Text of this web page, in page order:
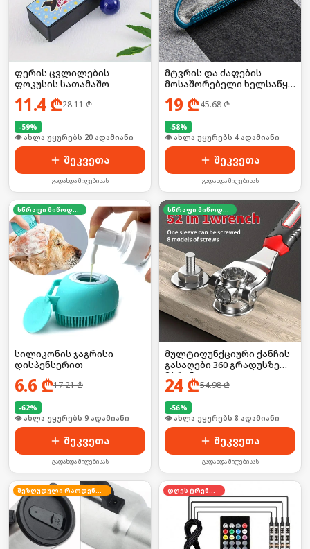
ფერის ცვლილების
ფოკუსის სათამაშო
11.4₾28.11₾
-59%
🛒 ბოლო 24სთ-ში იყიდა 32-მა
შეკვეთა
გადახდა მიღებისას
მტვრის და ძაფების
მოსაშორებელი ხელსაწყო
ნაჭრებისთვის 2ც
19 ₾45.68₾
-58%
🛒 ბოლო 24სთ-ში იყიდა 5-მა
შეკვეთა
გადახდა მიღებისას
სილიკონის ჯაგრისი
დისპენსერით
6.6 ₾17.21₾
-62%
🛒 ბოლო 24სთ-ში იყიდა 11-მა
შეკვეთა
გადახდა მიღებისას
მულტიფუნქციური ქანჩის
გასაღები 360 გრადუსზე
მბრუნავი
24₾54.98₾
-56%
🛒 ბოლო 24სთ-ში იყიდა 13-მა
შეკვეთა
გადახდა მიღებისას